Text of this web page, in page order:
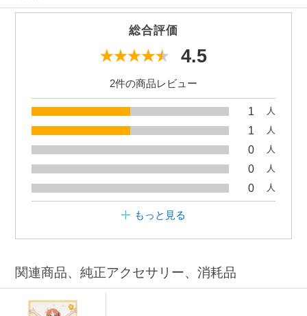
総合評価
4.5
2件の商品レビュー
1 人
1 人
0 人
0 人
0 人
もっと見る
関連商品、純正アクセサリー、消耗品